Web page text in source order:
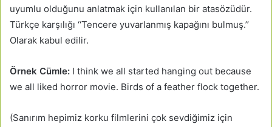
uyumlu olduğunu anlatmak için kullanılan bir atasözüdür.
Türkçe karşılığı ‘‘Tencere yuvarlanmış kapağını bulmuş.’’
Olarak kabul edilir.
Örnek Cümle: I think we all started hanging out because
we all liked horror movie. Birds of a feather flock together.
(Sanırım hepimiz korku filmlerini çok sevdiğimiz için